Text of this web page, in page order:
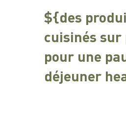
${des
cuisinés sur
pour une
déjeuner